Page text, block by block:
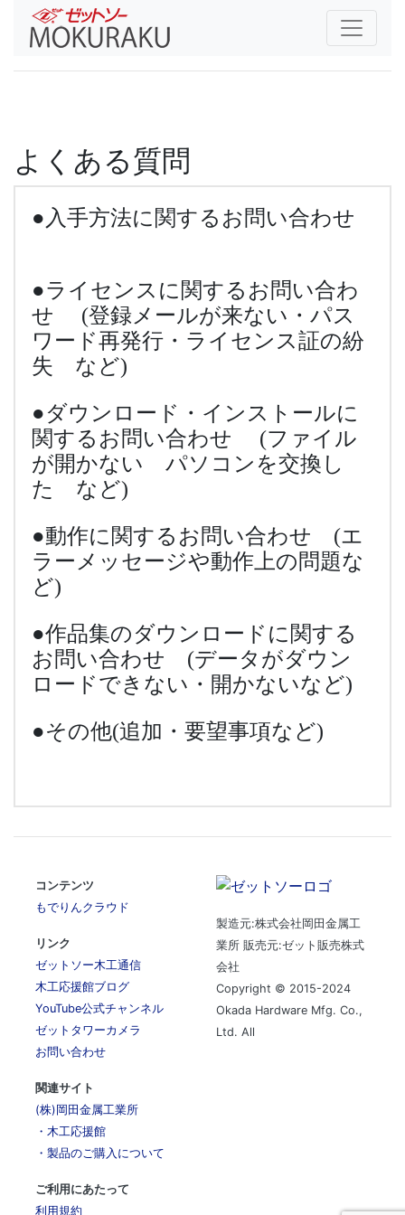
よくある質問
●入手方法に関するお問い合わせ
●ライセンスに関するお問い合わ
せ (登録メールが来ない・パス
ワード再発行・ライセンス証の紛
失 など)
●ダウンロード・インストールに
関するお問い合わせ (ファイル
が開かない パソコンを交換し
た など)
●動作に関するお問い合わせ (エ
ラーメッセージや動作上の問題な
ど)
●作品集のダウンロードに関する
お問い合わせ (データがダウン
ロードできない・開かないなど)
●その他(追加・要望事項など)
コンテンツ
もでりんクラウド
リンク
ゼットソー木工通信
木工応援館ブログ
YouTube公式チャンネル
ゼットタワーカメラ
お問い合わせ
関連サイト
(株)岡田金属工業所
・木工応援館
・製品のご購入について
ご利用にあたって
利用規約
製造元:株式会社岡田金属工
業所 販売元:ゼット販売株式
会社
Copyright © 2015-2024
Okada Hardware Mfg. Co.,
Ltd. All